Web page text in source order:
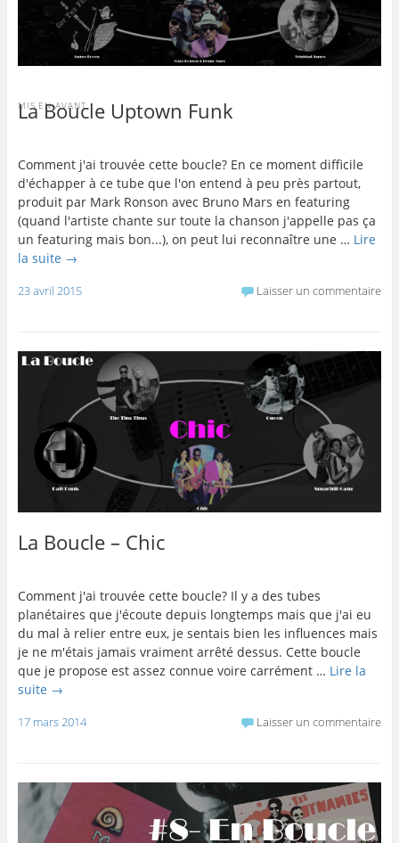
La Boucle Uptown Funk
MIS EN AVANT
Comment j'ai trouvée cette boucle? En ce moment difficile
d'échapper à ce tube que l'on entend à peu près partout,
produit par Mark Ronson avec Bruno Mars en featuring
(quand l'artiste chante sur toute la chanson j'appelle pas ça
un featuring mais bon...), on peut lui reconnaître une … Lire
la suite →
23 avril 2015 Laisser un commentaire
La Boucle – Chic
Comment j'ai trouvée cette boucle? Il y a des tubes
planétaires que j'écoute depuis longtemps mais que j'ai eu
du mal à relier entre eux, je sentais bien les influences mais
je ne m'étais jamais vraiment arrêté dessus. Cette boucle
que je propose est assez connue voire carrément … Lire la
suite →
17 mars 2014 Laisser un commentaire